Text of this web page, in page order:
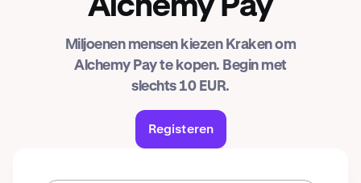
Alchemy Pay
Miljoenen mensen kiezen Kraken om
Alchemy Pay te kopen. Begin met
slechts 10 EUR.
Registeren